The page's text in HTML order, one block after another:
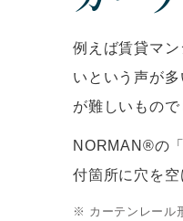
例えば賃貸マ
いという声が
が難しいもので
NORMAN®の
付箇所に穴を空
カーテンレール